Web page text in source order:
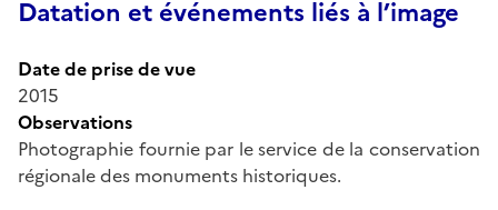
Datation et événements liés à l’image
Date de prise de vue
2015
Observations
Photographie fournie par le service de la conservation
régionale des monuments historiques.